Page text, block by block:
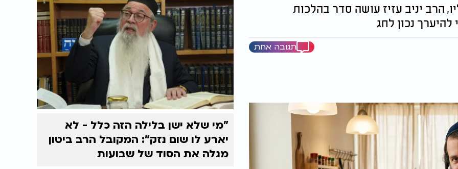
הרב יניב עזיז עושה סדר בהלכות
נכון לחג
תגובה אחת
"מי שלא ישן בלילה הזה כלל - לא
יארע לו שום נזק": המקובל הרב ביטון
מגלה את הסוד של שבועות